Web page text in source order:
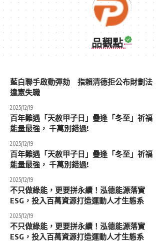
品觀點
藍白聯手啟動彈劾 指賴清德拒公布財劃法
違憲失職
2025/12/19
百年難遇「天赦甲子日」疊逢「冬至」祈福
能量最強， 千萬別錯過!
2025/12/19
百年難遇「天赦甲子日」疊逢「冬至」祈福
能量最強， 千萬別錯過!
2025/12/19
不只做綠能，更要拼永續！泓德能源落實
ESG，投入百萬資源打造運動人才生態系
2025/12/19
不只做綠能，更要拼永續！泓德能源落實
ESG，投入百萬資源打造運動人才生態系